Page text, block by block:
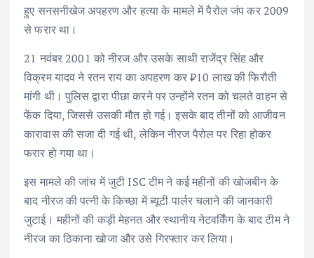
हुए सनसनीखेज अपहरण और हत्या के मामले में पैरोल जंप कर 2009
से फरार था।
21 नवंबर 2001 को नीरज और उसके साथी राजेंद्र सिंह और
विक्रम यादव ने रतन राय का अपहरण कर ₹10 लाख की फिरौती
मांगी थी। पुलिस द्वारा पीछा करने पर उन्होंने रतन को चलते वाहन से
फेंक दिया, जिससे उसकी मौत हो गई। इसके बाद तीनों को आजीवन
कारावास की सजा दी गई थी, लेकिन नीरज पैरोल पर रिहा होकर
फरार हो गया था।
इस मामले की जांच में जुटी ISC टीम ने कई महीनों की खोजबीन के
बाद नीरज की पत्नी के किच्छा में ब्यूटी पार्लर चलाने की जानकारी
जुटाई। महीनों की कड़ी मेहनत और स्थानीय नेटवर्किंग के बाद टीम ने
नीरज का ठिकाना खोजा और उसे गिरफ्तार कर लिया।